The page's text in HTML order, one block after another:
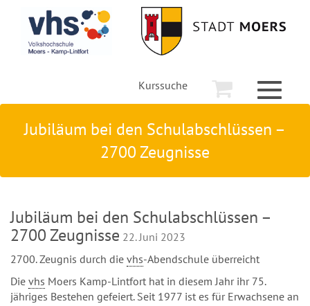
Kurssuche
Toggle
Jubiläum bei den Schulabschlüssen –
2700 Zeugnisse
Jubiläum bei den Schulabschlüssen –
2700 Zeugnisse 22. Juni 2023
2700. Zeugnis durch die vhs-Abendschule überreicht
Die vhs Moers Kamp-Lintfort hat in diesem Jahr ihr 75.
jähriges Bestehen gefeiert. Seit 1977 ist es für Erwachsene an